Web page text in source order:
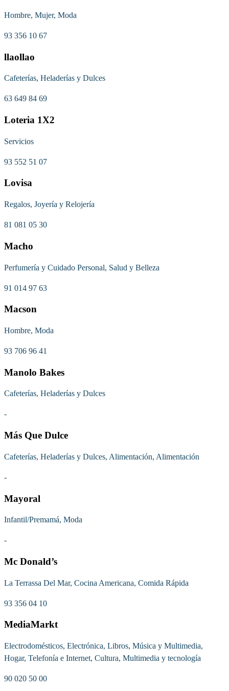
Hombre, Mujer, Moda
93 356 10 67
llaollao
Cafeterías, Heladerías y Dulces
63 649 84 69
Loteria 1X2
Servicios
93 552 51 07
Lovisa
Regalos, Joyería y Relojería
81 081 05 30
Macho
Perfumería y Cuidado Personal, Salud y Belleza
91 014 97 63
Macson
Hombre, Moda
93 706 96 41
Manolo Bakes
Cafeterías, Heladerías y Dulces
-
Más Que Dulce
Cafeterías, Heladerías y Dulces, Alimentación, Alimentación
-
Mayoral
Infantil/Premamá, Moda
-
Mc Donald’s
La Terrassa Del Mar, Cocina Americana, Comida Rápida
93 356 04 10
MediaMarkt
Electrodomésticos, Electrónica, Libros, Música y Multimedia,
Hogar, Telefonía e Internet, Cultura, Multimedia y tecnología
90 020 50 00